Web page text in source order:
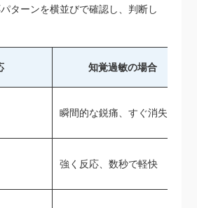
ターンを横並びで確認し、判断し
知覚過敏の場合
瞬間的な鋭痛、すぐ消失
強く反応、数秒で軽快